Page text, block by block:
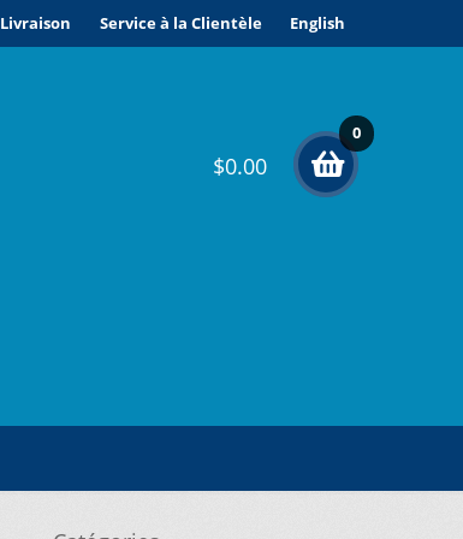
Livraison Service à la Clientèle English
$0.00
0
élé